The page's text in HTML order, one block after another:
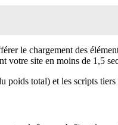
le chargement des
votre site en moins de 1,5
poids total) et les scripts